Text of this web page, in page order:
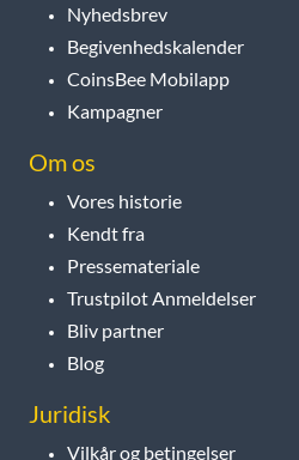
Nyhedsbrev
Begivenhedskalender
CoinsBee Mobilapp
Kampagner
Om os
Vores historie
Kendt fra
Pressemateriale
Trustpilot Anmeldelser
Bliv partner
Blog
Juridisk
Vilkår og betingelser